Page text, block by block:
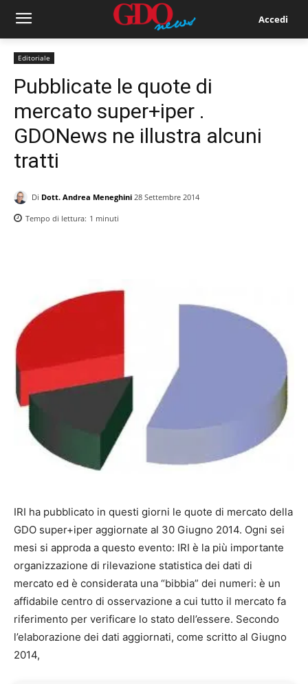
Accedi
Editoriale
Pubblicate le quote di
mercato super+iper .
GDONews ne illustra alcuni
tratti
Di Dott. Andrea Meneghini 28 Settembre 2014
Tempo di lettura: 1 minuti
IRI ha pubblicato in questi giorni le quote di mercato della
GDO super+iper aggiornate al 30 Giugno 2014. Ogni sei
mesi si approda a questo evento: IRI è la più importante
organizzazione di rilevazione statistica dei dati di
mercato ed è considerata una “bibbia” dei numeri: è un
affidabile centro di osservazione a cui tutto il mercato fa
riferimento per verificare lo stato dell’essere. Secondo
l’elaborazione dei dati aggiornati, come scritto al Giugno
2014,